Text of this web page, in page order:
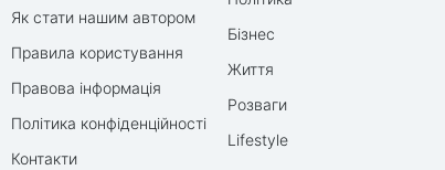
Як стати нашим автором
Правила користування
Правова інформація
Політика конфіденційності
Контакти
Бізнес
Життя
Розваги
Lifestyle